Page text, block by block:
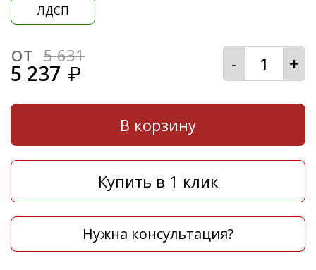
ЛДСП
от 5 631
5 237 ₽ - +
В корзину
Купить в 1 клик
Нужна консультация?